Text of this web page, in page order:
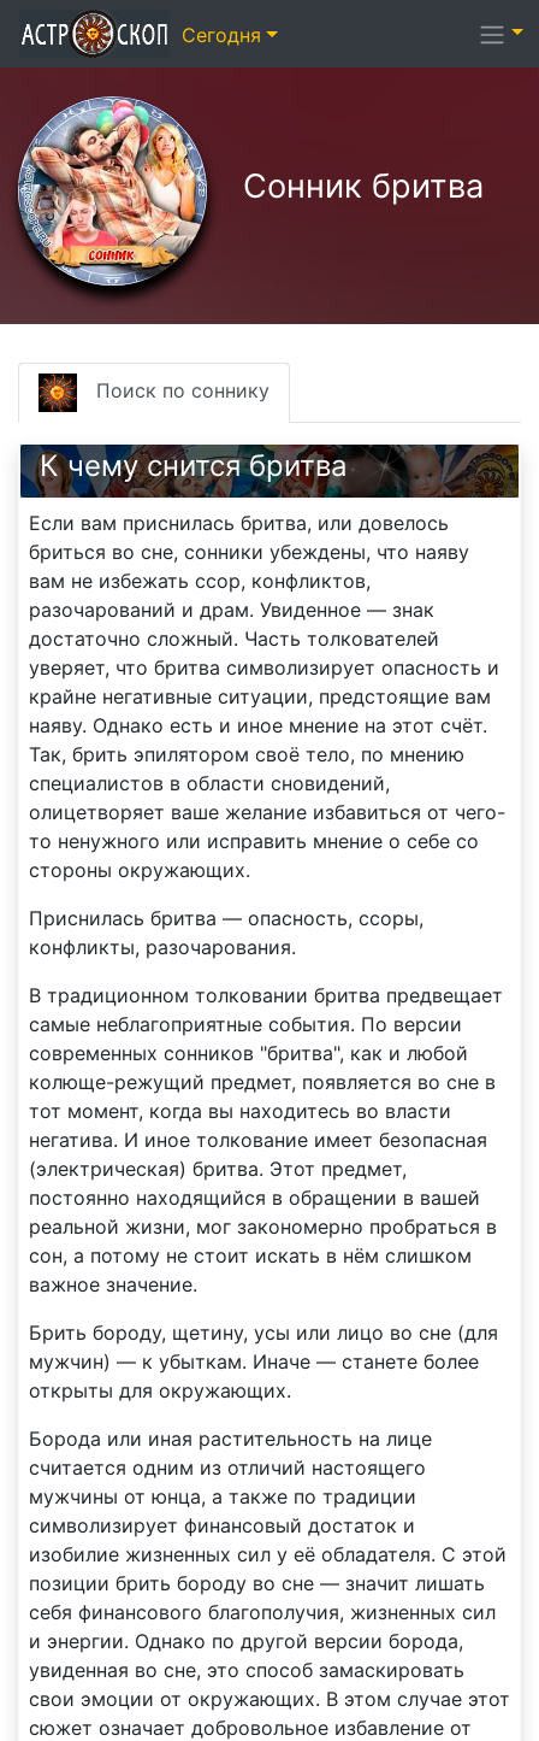
Сонник бритва
Поиск по соннику
К чему снится бритва
Если вам приснилась бритва, или довелось
бриться во сне, сонники убеждены, что наяву
вам не избежать ссор, конфликтов,
разочарований и драм. Увиденное — знак
достаточно сложный. Часть толкователей
уверяет, что бритва символизирует опасность и
крайне негативные ситуации, предстоящие вам
наяву. Однако есть и иное мнение на этот счёт.
Так, брить эпилятором своё тело, по мнению
специалистов в области сновидений,
олицетворяет ваше желание избавиться от чего-
то ненужного или исправить мнение о себе со
стороны окружающих.
Приснилась бритва — опасность, ссоры,
конфликты, разочарования.
В традиционном толковании бритва предвещает
самые неблагоприятные события. По версии
современных сонников "бритва", как и любой
колюще-режущий предмет, появляется во сне в
тот момент, когда вы находитесь во власти
негатива. И иное толкование имеет безопасная
(электрическая) бритва. Этот предмет,
постоянно находящийся в обращении в вашей
реальной жизни, мог закономерно пробраться в
сон, а потому не стоит искать в нём слишком
важное значение.
Брить бороду, щетину, усы или лицо во сне (для
мужчин) — к убыткам. Иначе — станете более
открыты для окружающих.
Борода или иная растительность на лице
считается одним из отличий настоящего
мужчины от юнца, а также по традиции
символизирует финансовый достаток и
изобилие жизненных сил у её обладателя. С этой
позиции брить бороду во сне — значит лишать
себя финансового благополучия, жизненных сил
и энергии. Однако по другой версии борода,
увиденная во сне, это способ замаскировать
свои эмоции от окружающих. В этом случае этот
сюжет означает добровольное избавление от
Сегодня